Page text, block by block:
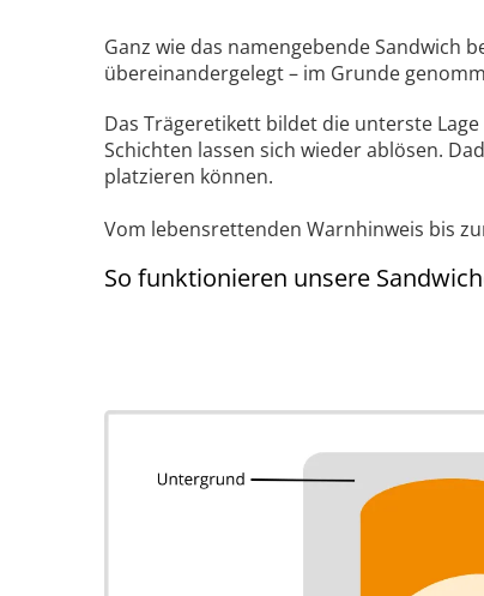
Ganz wie das namengebende Sandwich
übereinandergelegt – im Grunde
Das Trägeretikett bildet die unterste
Schichten lassen sich wieder ablösen.
platzieren können.
Vom lebensrettenden Warnhinweis bis
So funktionieren unsere